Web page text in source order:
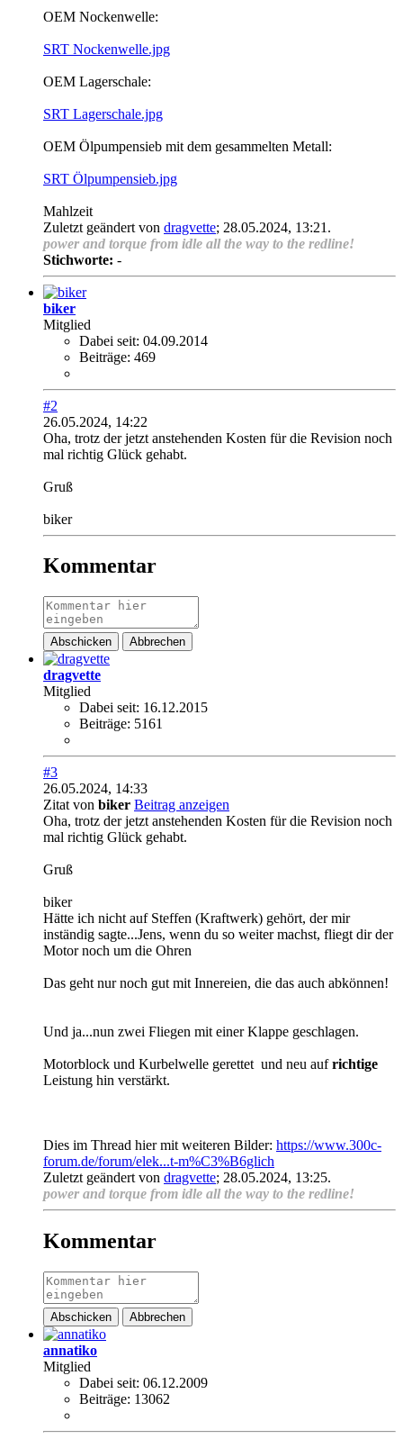
OEM Nockenwelle:
SRT Nockenwelle.jpg
OEM Lagerschale:
SRT Lagerschale.jpg
OEM Ölpumpensieb mit dem gesammelten Metall:
SRT Ölpumpensieb.jpg
Mahlzeit
Zuletzt geändert von dragvette; 28.05.2024, 13:21 .
power and torque from idle all the way to the redline!
Stichworte: -
biker
Mitglied
Dabei seit: 04.09.2014
Beiträge: 469
#2
26.05.2024, 14:22
Oha, trotz der jetzt anstehenden Kosten für die Revision noch
mal richtig Glück gehabt.
Gruß
biker
Kommentar
Abschicken Abbrechen
dragvette
Mitglied
Dabei seit: 16.12.2015
Beiträge: 5161
#3
26.05.2024, 14:33
Zitat von biker Beitrag anzeigen
Oha, trotz der jetzt anstehenden Kosten für die Revision noch
mal richtig Glück gehabt.
Gruß
biker
Hätte ich nicht auf Steffen (Kraftwerk) gehört, der mir
inständig sagte...Jens, wenn du so weiter machst, fliegt dir der
Motor noch um die Ohren
Das geht nur noch gut mit Innereien, die das auch abkönnen!
Und ja...nun zwei Fliegen mit einer Klappe geschlagen.
Motorblock und Kurbelwelle gerettet und neu aufrichtige
Leistung hin verstärkt.
Dies im Thread hier mit weiteren Bilder: https://www.300c-
forum.de/forum/elek...t-m%C3%B6glich
Zuletzt geändert von dragvette; 28.05.2024, 13:25.
power and torque from idle all the way to the redline!
Kommentar
Abschicken Abbrechen
annatiko
Mitglied
Dabei seit: 06.12.2009
Beiträge: 13062